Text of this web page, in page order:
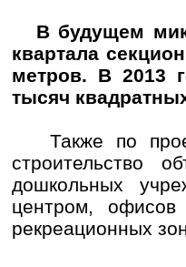
В будущем
квартала
метров. В 2013
тысяч
Также по
строительство
дошкольных
центром, офисов
рекреационных